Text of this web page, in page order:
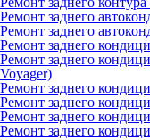
Ремонт заднего
Ремонт заднего
Ремонт заднего
Ремонт заднего
Voyager)
Ремонт заднего
Ремонт заднего
Ремонт заднего
Ремонт заднего